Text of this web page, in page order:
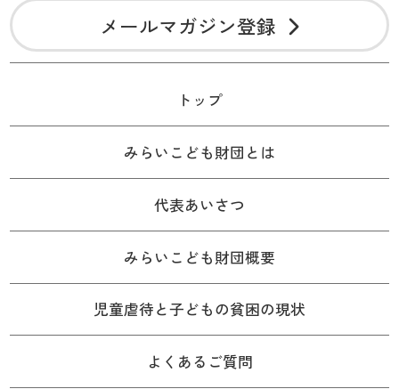
メールマガジン登録
トップ
みらいこども財団とは
代表あいさつ
みらいこども財団概要
児童虐待と子どもの貧困の現状
よくあるご質問